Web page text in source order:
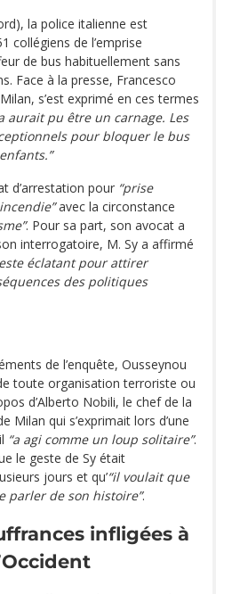
la police italienne est
collégiens de l’emprise
de bus habituellement sans
Face à la presse, Francesco
s’est exprimé en ces termes
aurait pu être un carnage. Les
pour bloquer le bus
d’arrestation pour “prise
avec la circonstance
. Pour sa part, son avocat a
interrogatoire, M. Sy a affirmé
éclatant pour attirer
des politiques
de l’enquête, Ousseynou
toute organisation terroriste ou
d’Alberto Nobili, le chef de la
Milan qui s’exprimait lors d’une
“a agi comme un loup solitaire”.
le geste de Sy était
jours et qu’“il voulait que
parler de son histoire”.
infligées à